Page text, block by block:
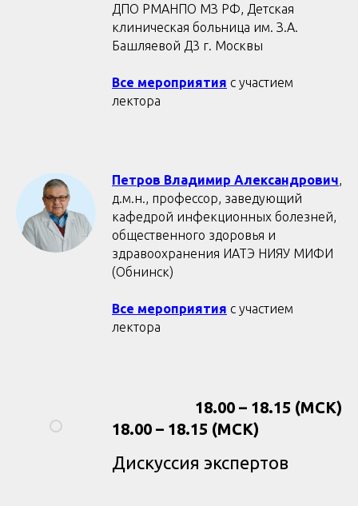
ДПО РМАНПО МЗ РФ, Детская
клиническая больница им. З.А.
Башляевой Д3 г. Москвы
Все мероприятия с участием
лектора
Петров Владимир Александрович
д.м.н., профессор, заведующий
кафедрой инфекционных болезней,
общественного здоровья и
здравоохранения ИАТЭ НИЯУ МИФИ
(Обнинск)
Все мероприятия с участием
лектора
18.00 – 18.15 (МСК)
18.00 – 18.15 (МСК)
Дискуссия экспертов